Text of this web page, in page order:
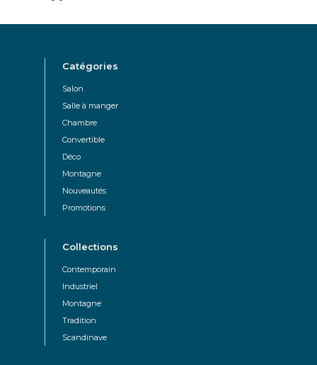
Catégories
Salon
Salle à manger
Chambre
Convertible
Déco
Montagne
Nouveautés
Promotions
Collections
Contemporain
Industriel
Montagne
Tradition
Scandinave